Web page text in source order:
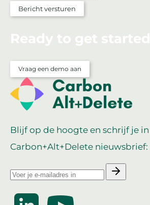
Bericht versturen
Ready to get
Vraag een demo aan
Blijf op de hoogte en schrijf je
Carbon+Alt+Delete nieuwsbrief: